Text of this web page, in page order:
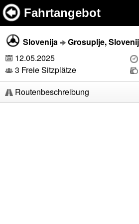
Fahrtangebot
Slovenija
Grosuplje,
12.05.2025
3 Freie Sitzplätze
Routenbeschreibung